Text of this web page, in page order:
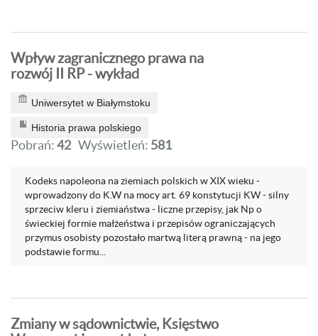
Wpływ zagranicznego prawa na
rozwój II RP - wykład
Uniwersytet w Białymstoku
Historia prawa polskiego
Pobrań:42 Wyświetleń: 581
Kodeks napoleona na ziemiach polskich w XIX wieku -
wprowadzony do K.W na mocy art. 69 konstytucji KW - silny
sprzeciw kleru i ziemiaństwa - liczne przepisy, jak Np o
świeckiej formie małżeństwa i przepisów ograniczających
przymus osobisty pozostało martwą literą prawną - na jego
podstawie formu...
Zmiany w sądownictwie, Księstwo